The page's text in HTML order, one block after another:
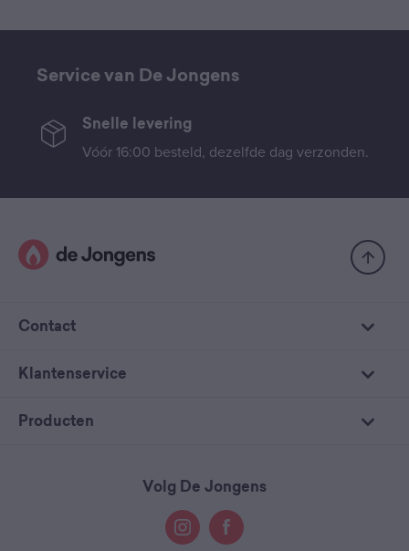
Service van De Jongens
Snelle levering
Vóór 16:00 besteld, dezelfde dag verzonden.
Contact
Klantenservice
Producten
Volg De Jongens